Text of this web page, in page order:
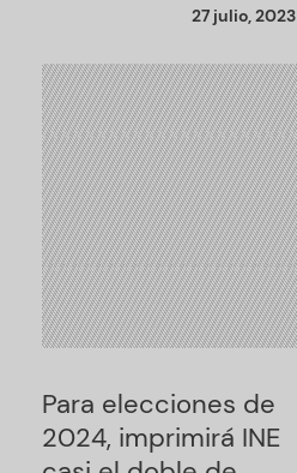
27 julio, 2023
Para elecciones de
2024, imprimirá INE